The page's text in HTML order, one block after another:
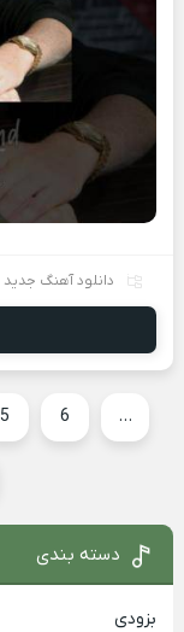
دانلود آهنگ جدید
5 6 …
دسته بندی
بزودی